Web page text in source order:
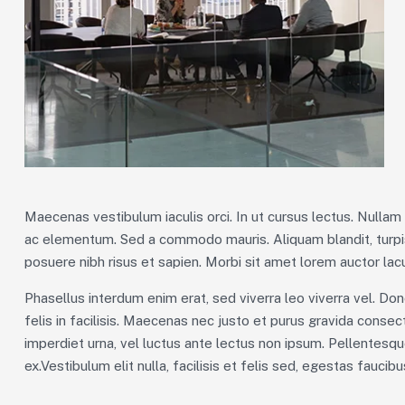
Maecenas vestibulum iaculis orci. In ut cursus lectus.
ac elementum. Sed a commodo mauris. Aliquam blandit,
posuere nibh risus et sapien. Morbi sit amet lorem auctor
Phasellus interdum enim erat, sed viverra leo viverra vel.
felis in facilisis. Maecenas nec justo et purus gravida
imperdiet urna, vel luctus ante lectus non ipsum.
ex.Vestibulum elit nulla, facilisis et felis sed, egestas